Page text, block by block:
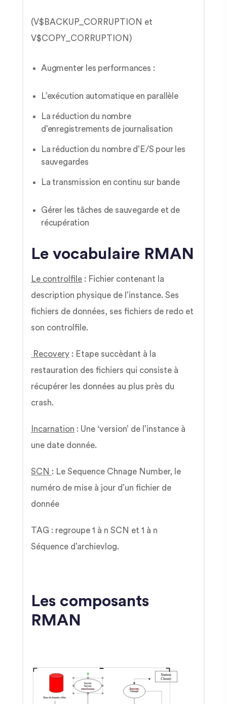
(V$BACKUP_CORRUPTION et
V$COPY_CORRUPTION)
Augmenter les performances :
L’exécution automatique en parallèle
La réduction du nombre
d’enregistrements de journalisation
La réduction du nombre d’E/S pour les
sauvegardes
La transmission en continu sur bande
Gérer les tâches de sauvegarde et de
récupération
Le vocabulaire RMAN
Le controlfile : Fichier contenant la
description physique de l’instance. Ses
fichiers de données, ses fichiers de redo et
son controlfile.
Recovery : Etape succèdant à la
restauration des fichiers qui consiste à
récupérer les données au plus près du
crash.
Incarnation : Une ‘version’ de l’instance à
une date donnée.
SCN : Le Sequence Chnage Number, le
numéro de mise à jour d’un fichier de
donnée
TAG : regroupe 1 à n SCN et 1 à n
Séquence d’archievlog.
Les composants
RMAN